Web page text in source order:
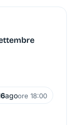
agoore 18:00